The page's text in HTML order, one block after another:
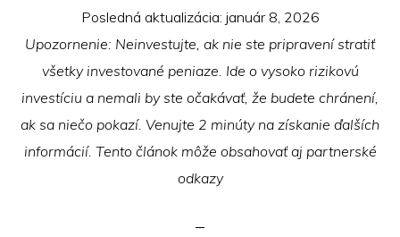
Posledná aktualizácia: január 8, 2026
Upozornenie: Neinvestujte, ak nie ste pripravení stratiť
všetky investované peniaze. Ide o vysoko rizikovú
investíciu a nemali by ste očakávať, že budete chránení,
ak sa niečo pokazí. Venujte 2 minúty na získanie ďalších
informácií. Tento článok môže obsahovať aj partnerské
odkazy